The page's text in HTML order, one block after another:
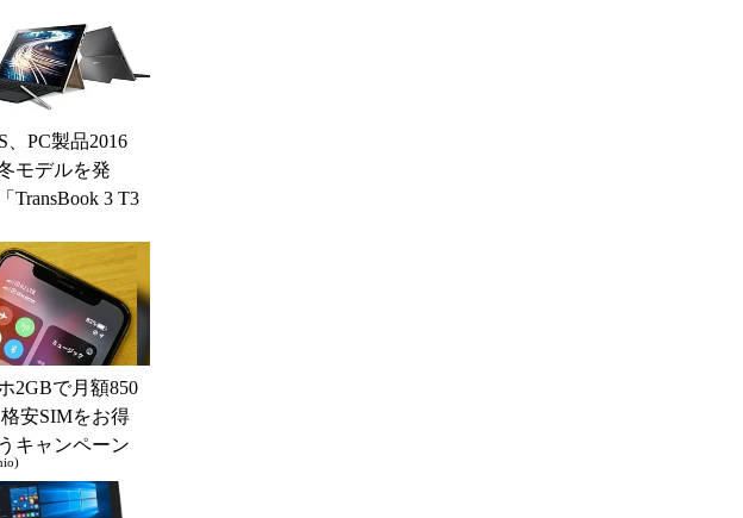
、PC製品2016
モデルを発
3 T3
2GBで月額850
安SIMをお得
キャンペーン
！